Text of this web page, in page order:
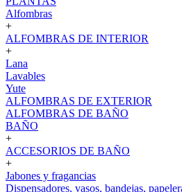
Alfombras
+
ALFOMBRAS DE INTERIOR
+
Lana
Lavables
Yute
ALFOMBRAS DE EXTERIOR
ALFOMBRAS DE BAÑO
BAÑO
+
ACCESORIOS DE BAÑO
+
Jabones y fragancias
Dispensadores, vasos, bandejas,